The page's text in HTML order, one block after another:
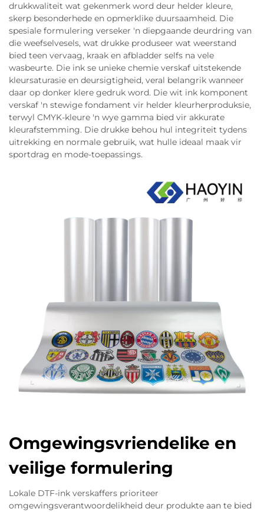
drukkwaliteit wat gekenmerk word deur helder kleure,
skerp besonderhede en opmerklike duursaamheid. Die
spesiale formulering verseker 'n diepgaande deurdring van
die weefselvesels, wat drukke produseer wat weerstand
bied teen vervaag, kraak en afbladder selfs na vele
wasbeurte. Die ink se unieke chemie verskaf uitstekende
kleursatu­rasie en deursigtigheid, veral belangrik wanneer
daar op donker klere gedruk word. Die wit ink komponent
verskaf 'n stewige fondament vir helder kleurherproduksie,
terwyl CMYK-kleure 'n wye gamma bied vir akkurate
kleurafstemming. Die drukke behou hul integriteit tydens
uitrekking en normale gebruik, wat hulle ideaal maak vir
sportdrag en mode-toepassings.
Omgewingsvriendelike en
veilige formulering
Lokale DTF-ink verskaffers prioriteer
omgewingsverantwoordelikheid deur produkte aan te bied